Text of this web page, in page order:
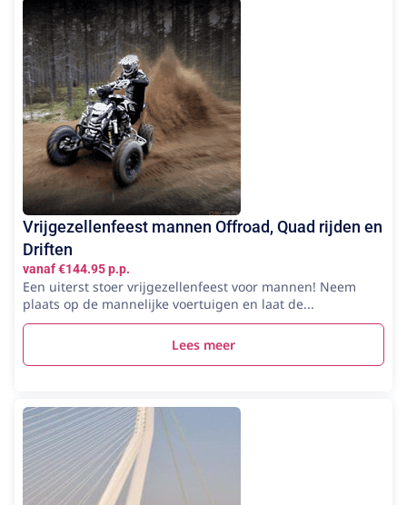
Vrijgezellenfeest mannen Offroad, Quad rijden en
Driften
vanaf €144.95 p.p.
Een uiterst stoer vrijgezellenfeest voor mannen! Neem
plaats op de mannelijke voertuigen en laat de...
Lees meer